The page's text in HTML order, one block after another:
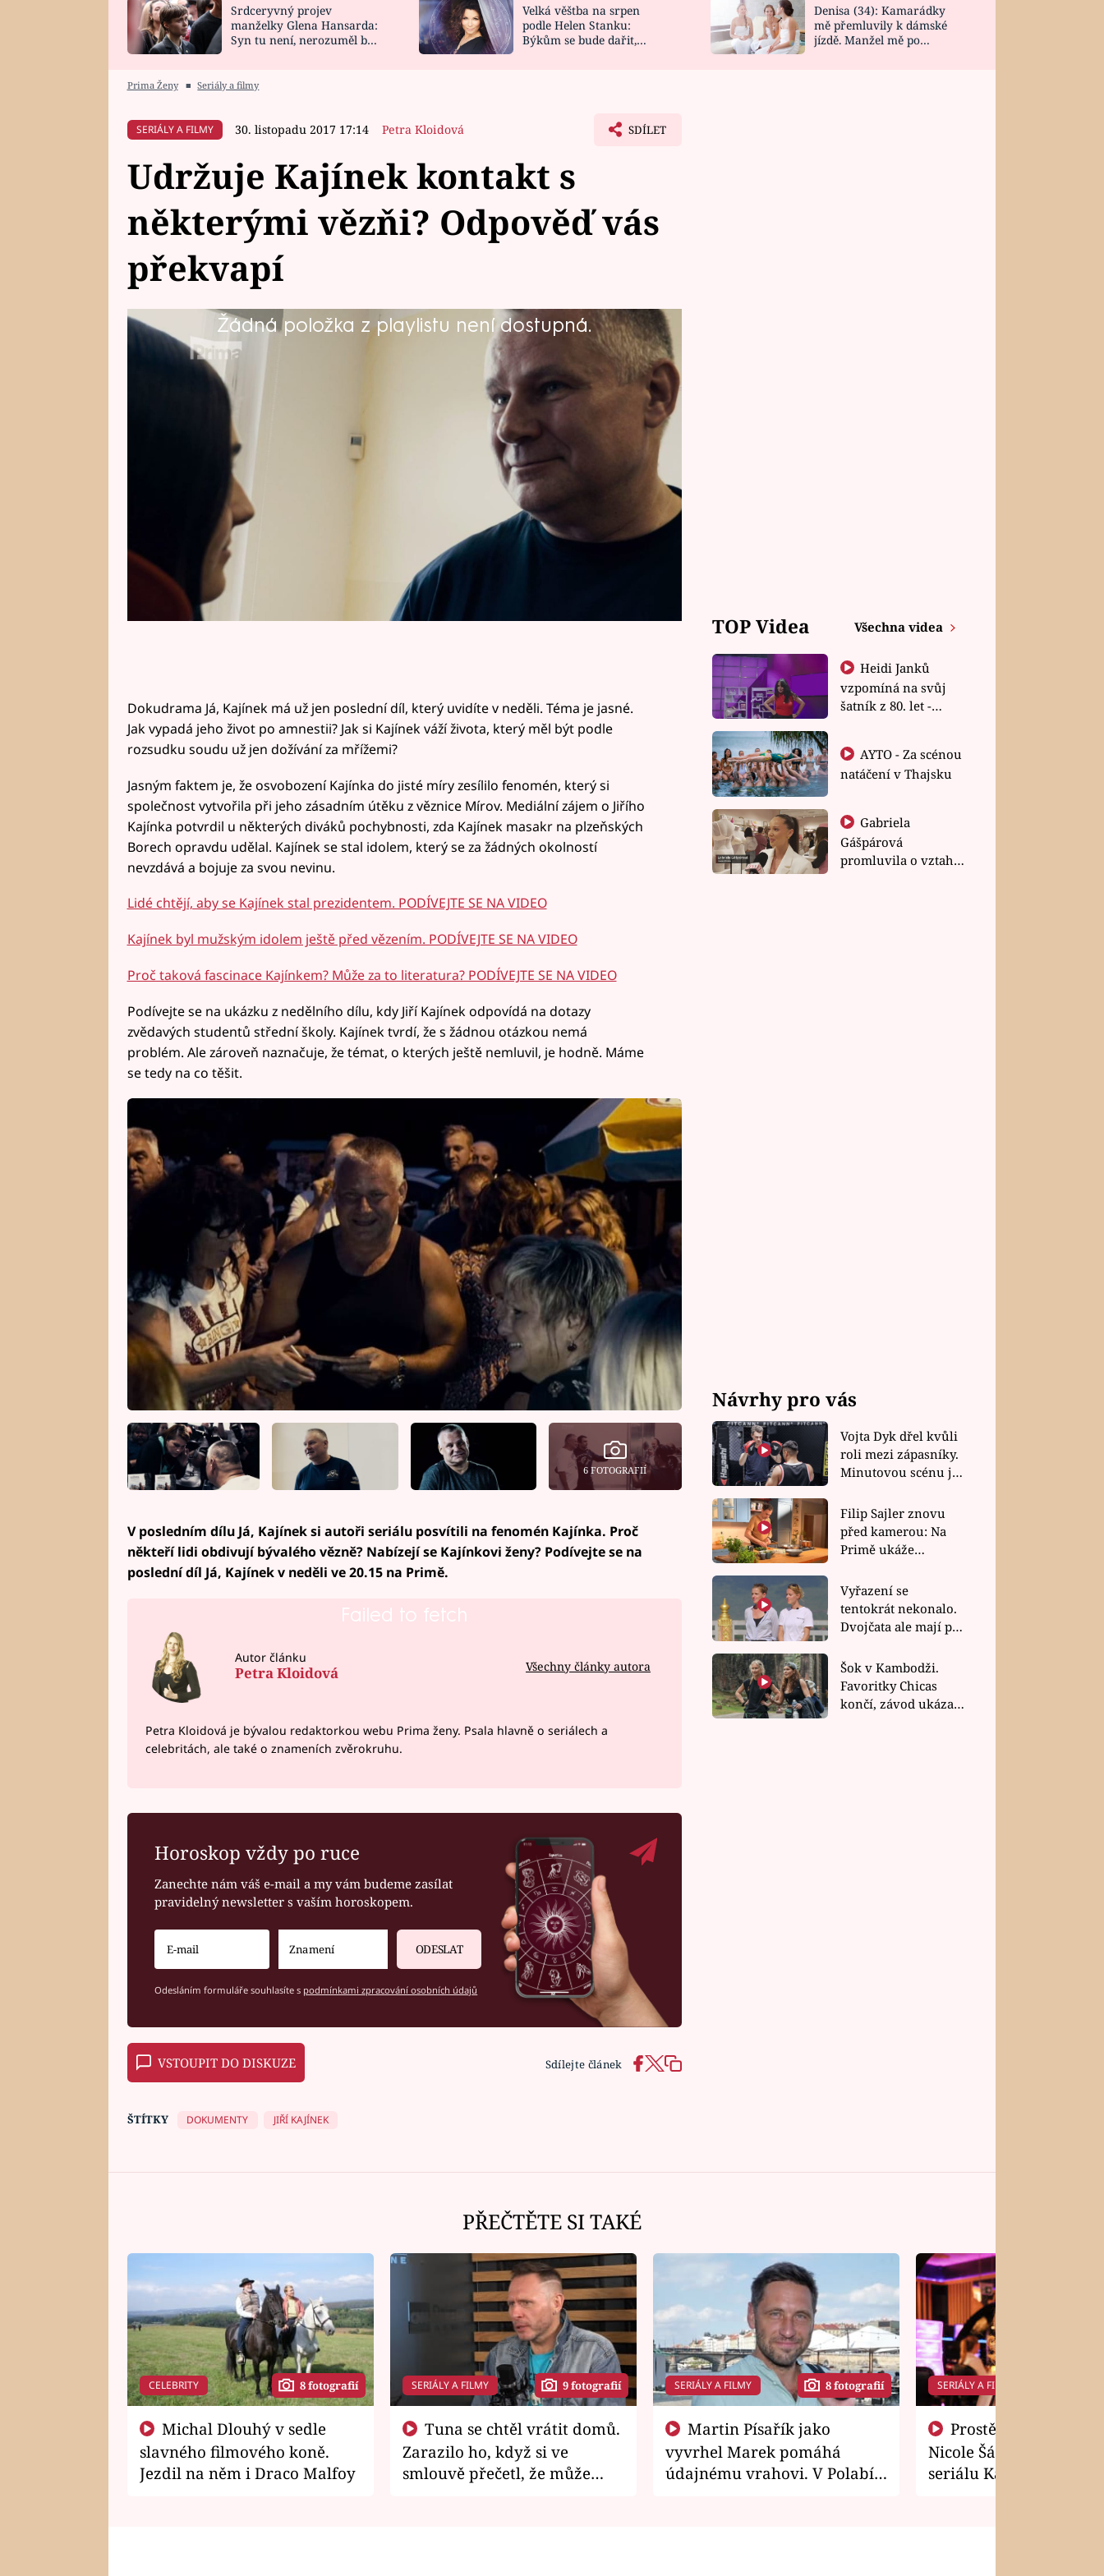
HOROSKOP NA
CELEBRITY
VAŘENÍ
NOVINKY
VIDEORECEPTY
DESIGN
Srdceryvný projev
manželky Glena Hansarda:
Syn tu není, nerozuměl by
Velká věštba na srpen
podle Helen Stanku:
Býkům se bude dařit,
Denisa (34): Kamarádky
mě přemluvily k dámské
jízdě. Manžel mě po
Prima Ženy ■ Seriály a filmy
SERIÁLY A FILMY 30. listopadu 2017 17:14 Petra Kloidová SDÍLET
Udržuje Kajínek kontakt s
některými vězňi? Odpověď vás
překvapí
Žádná položka z playlistu není dostupná.
Podívejte se na ukázku z posledního dílu dokudramatu Já, Kajínek,
který uvidíte ve 20.15 na Primě. Jak vypadá momentálně jeho život na
svobodě? A je stále v kontaktu s lidmi, které znal ve svém "minulém"
Dokudrama Já, Kajínek má už jen poslední díl, který uvidíte v neděli. Téma je jasné.
Jak vypadá jeho život po amnestii? Jak si Kajínek váží života, který měl být podle
rozsudku soudu už jen dožívání za mřížemi?
Jasným faktem je, že osvobození Kajínka do jisté míry zesílilo fenomén, který si
společnost vytvořila při jeho zásadním útěku z věznice Mírov. Mediální zájem o Jiřího
Kajínka potvrdil u některých diváků pochybnosti, zda Kajínek masakr na plzeňských
Borech opravdu udělal. Kajínek se stal idolem, který se za žádných okolností
nevzdává a bojuje za svou nevinu.
Lidé chtějí, aby se Kajínek stal prezidentem. PODÍVEJTE SE NA VIDEO
Kajínek byl mužským idolem ještě před vězením. PODÍVEJTE SE NA VIDEO
Proč taková fascinace Kajínkem? Může za to literatura? PODÍVEJTE SE NA VIDEO
Podívejte se na ukázku z nedělního dílu, kdy Jiří Kajínek odpovídá na dotazy
zvědavých studentů střední školy. Kajínek tvrdí, že s žádnou otázkou nemá
problém. Ale zároveň naznačuje, že témat, o kterých ještě nemluvil, je hodně. Máme
se tedy na co těšit.
6 FOTOGRAFIÍ
V posledním dílu Já, Kajínek si autoři seriálu posvítili na fenomén Kajínka. Proč
někteří lidi obdivují bývalého vězně? Nabízejí se Kajínkovi ženy? Podívejte se na
poslední díl Já, Kajínek v neděli ve 20.15 na Primě.
Failed to fetch
Autor článku
Petra Kloidová Všechny články autora
Petra Kloidová je bývalou redaktorkou webu Prima ženy. Psala hlavně o seriálech a
celebritách, ale také o znameních zvěrokruhu.
Horoskop vždy po ruce
Zanechte nám váš e-mail a my vám budeme zasílat
pravidelný newsletter s vaším horoskopem.
ODESLAT
Odesláním formuláře souhlasíte s podmínkami zpracování osobních údajů
VSTOUPIT DO DISKUZE Sdílejte článek
ŠTÍTKY DOKUMENTY JIŘÍ KAJÍNEK
TOP Videa Všechna videa
Heidi Janků
vzpomíná na svůj
šatník z 80. let -
natáčení v Thajsku
Gabriela
Gášpárová
promluvila o vztahu
Návrhy pro vás
Vojta Dyk dřel kvůli
roli mezi zápasníky.
Minutovou scénu jel
Filip Sajler znovu
před kamerou: Na
Primě ukáže
rychlé recepty
Vyřazení se
tentokrát nekonalo.
Dvojčata ale mají po
závodu nůž na krku
Šok v Kambodži.
Favoritky Chicas
končí, závod ukázal
PŘEČTĚTE SI TAKÉ
CELEBRITY 8 fotografií
slavného filmového koně.
Jezdil na něm i Draco Malfoy
SERIÁLY A FILMY 9 fotografií
Zarazilo ho, když si ve
smlouvě přečetl, že může
SERIÁLY A FILMY 8 fotografií
vyvrhel Marek pomáhá
údajnému vrahovi. V Polabí
SERIÁLY A FILMY
Nicole Šáchová získala
seriálu Kamarádi